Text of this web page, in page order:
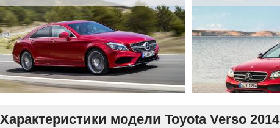
Характеристики модели Toyota Verso 2014